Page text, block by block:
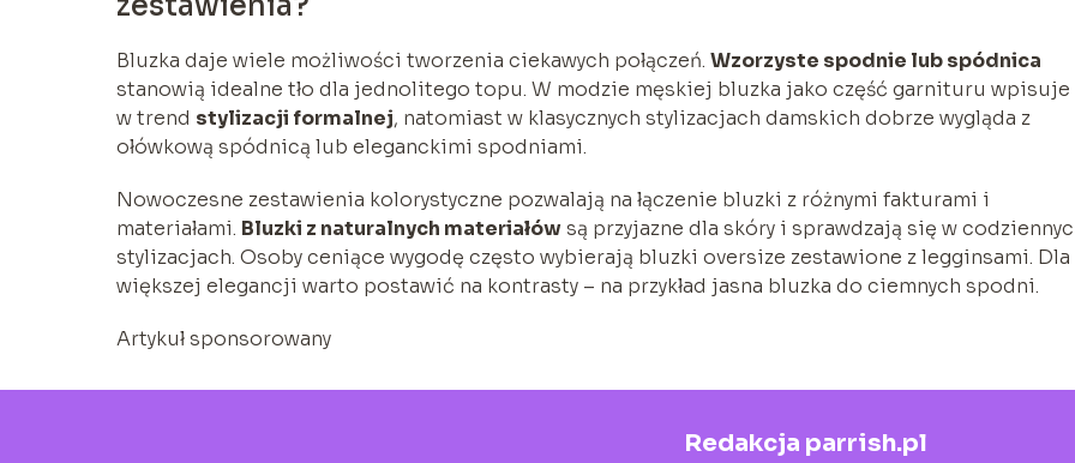
Bluzka daje wiele możliwości tworzenia ciekawych połączeń. Wzorzyste spodnie lub spódnica
stanowią idealne tło dla jednolitego topu. W modzie męskiej bluzka jako część garnituru wpisuje
w trend stylizacji formalnej, natomiast w klasycznych stylizacjach damskich dobrze wygląda z
ołówkową spódnicą lub eleganckimi spodniami.
Nowoczesne zestawienia kolorystyczne pozwalają na łączenie bluzki z różnymi fakturami i
materiałami. Bluzki z naturalnych materiałówsą przyjazne dla skóry i sprawdzają się w
stylizacjach. Osoby ceniące wygodę często wybierają bluzki oversize zestawione z legginsami. Dla
większej elegancji warto postawić na kontrasty – na przykład jasna bluzka do ciemnych spodni.
Artykuł sponsorowany
Redakcja parrish.pl